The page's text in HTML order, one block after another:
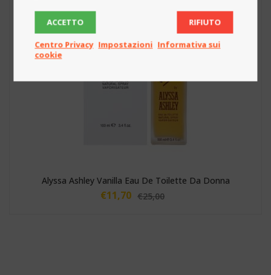
Alyssa Ashley Vanilla Eau De Toilette Da Donna
€25,00
€11,70
ACCETTO RIFIUTO
Centro Privacy Impostazioni Informativa sui
cookie